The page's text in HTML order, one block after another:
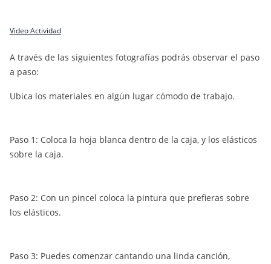
Video Actividad
A través de las siguientes fotografías podrás observar el paso
a paso:
Ubica los materiales en algún lugar cómodo de trabajo.
Paso 1: Coloca la hoja blanca dentro de la caja, y los elásticos
sobre la caja.
Paso 2: Con un pincel coloca la pintura que prefieras sobre
los elásticos.
Paso 3: Puedes comenzar cantando una linda canción,